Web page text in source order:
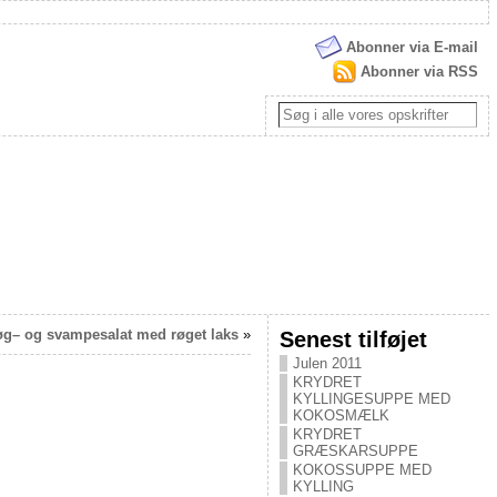
Abonner via E-mail
Abonner via RSS
og svampesalat med røget laks» Senest tilføjet
Julen 2011
KRYDRET
KYLLINGESUPPE MED
KOKOSMÆLK
KRYDRET
GRÆSKARSUPPE
KOKOSSUPPE MED
KYLLING